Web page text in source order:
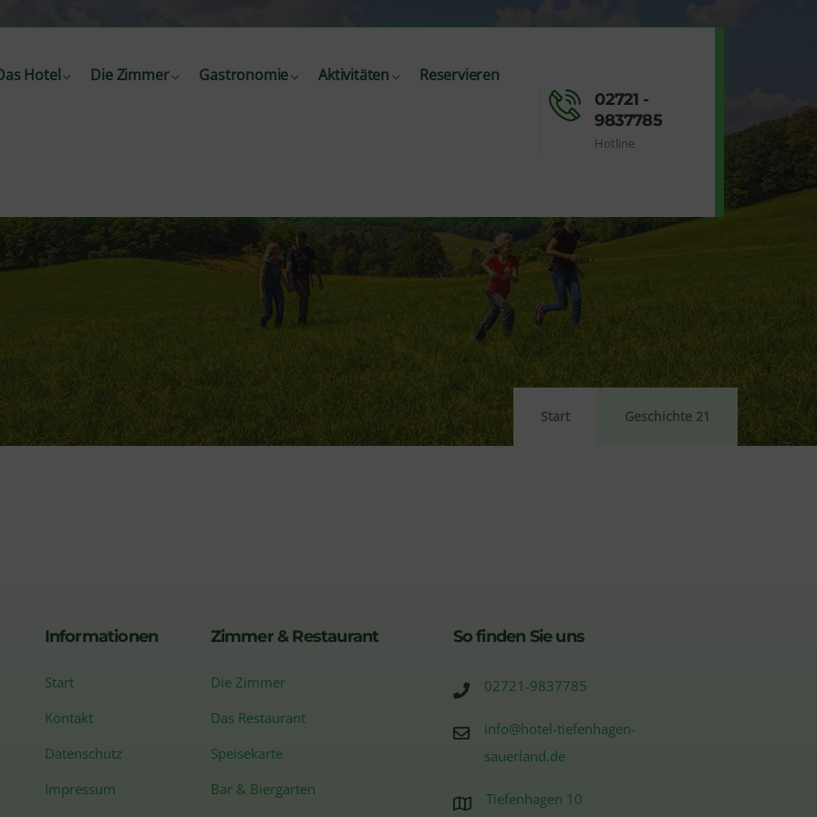
Hotel Die Zimmer Gastronomie Aktivitäten Reservieren
02721 -
9837785
Hotline
Start Geschichte 21
Informationen
Start
Kontakt
Datenschutz
Impressum
Zimmer & Restaurant
Die Zimmer
Das Restaurant
Speisekarte
Bar & Biergarten
So finden Sie uns
02721-9837785
info@hotel-tiefenhagen-
sauerland.de
Tiefenhagen 10